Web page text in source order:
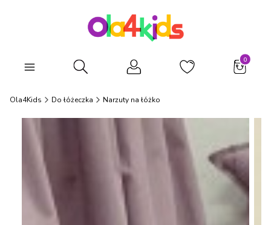
Otwórz wyszukiwarkę
Ola4Kids Do łóżeczka Narzuty na łóżko